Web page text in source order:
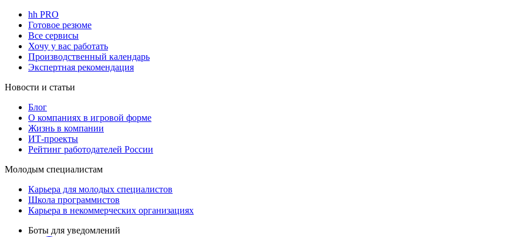
hh PRO
Готовое резюме
Все сервисы
Хочу у вас работать
Производственный календарь
Экспертная рекомендация
Новости и статьи
Блог
О компаниях в игровой форме
Жизнь в компании
ИТ-проекты
Рейтинг работодателей России
Молодым специалистам
Карьера для молодых специалистов
Школа программистов
Карьера в некоммерческих организациях
Боты для уведомлений